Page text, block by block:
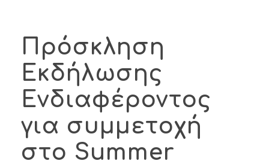
Πρόσκληση
Εκδήλωσης
Ενδιαφέροντος
για συμμετοχή
στο Summer